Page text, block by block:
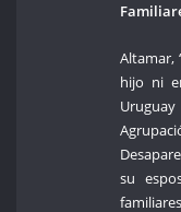
Altamar,
hijo ni
su